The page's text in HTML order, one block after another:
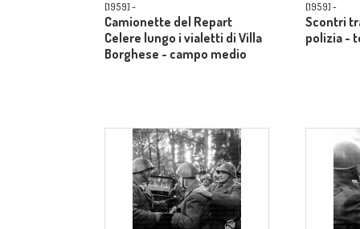
[1959] -
Camionette del Repart
Celere lungo i vialetti di Villa
Borghese - campo medio
[1959] -
Scontri
polizia -